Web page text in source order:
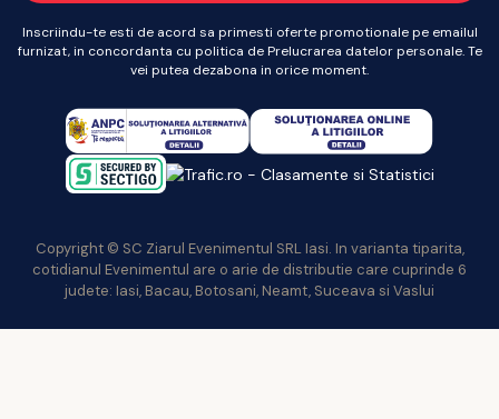
Inscriindu-te esti de acord sa primesti oferte promotionale pe emailul
furnizat, in concordanta cu politica de Prelucrarea datelor personale. Te
vei putea dezabona in orice moment.
Copyright © SC Ziarul Evenimentul SRL Iasi. In varianta tiparita,
cotidianul Evenimentul are o arie de distributie care cuprinde 6
judete: Iasi, Bacau, Botosani, Neamt, Suceava si Vaslui